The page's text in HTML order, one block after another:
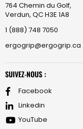
764 Chemin du Golf,
Verdun, QC H3E 1A8
1 (888) 748 7050
ergogrip@ergogrip.ca
SUIVEZ-NOUS :
Facebook
Linkedin
YouTube